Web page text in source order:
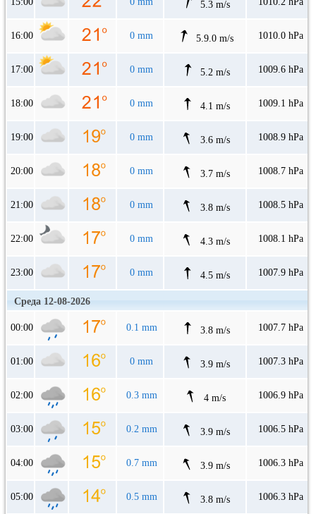
5.3 m/s
16:00 0 mm 5.9.0 m/s 1010.0 hPa
17:00 0 mm 5.2 m/s 1009.6 hPa
18:00 0 mm 4.1 m/s 1009.1 hPa
19:00 0 mm 3.6 m/s 1008.9 hPa
20:00 0 mm 3.7 m/s 1008.7 hPa
21:00 0 mm 3.8 m/s 1008.5 hPa
22:00 0 mm 4.3 m/s 1008.1 hPa
23:00 0 mm 4.5 m/s 1007.9 hPa
Среда 12-08-2026
00:00 0.1 mm 3.8 m/s 1007.7 hPa
01:00 0 mm 3.9 m/s 1007.3 hPa
02:00 0.3 mm 4 m/s 1006.9 hPa
03:00 0.2 mm 3.9 m/s 1006.5 hPa
04:00 0.7 mm 3.9 m/s 1006.3 hPa
05:00 0.5 mm 3.8 m/s 1006.3 hPa